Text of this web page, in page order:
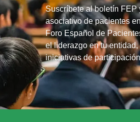
Suscríbete al boletín FEP
asociativo de pacientes
Foro Español de
el liderazgo en tu
iniciativas de